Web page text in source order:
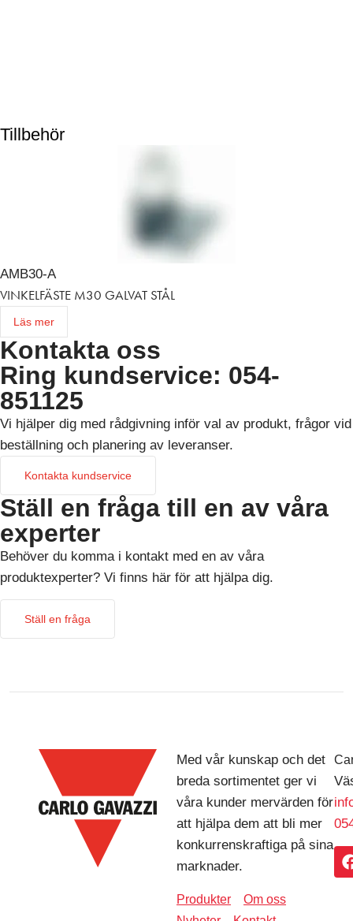
Tillbehör
AMB30-A
VINKELFÄSTE M30 GALVAT STÅL
Läs mer
Kontakta oss
Ring kundservice: 054-
851125
Vi hjälper dig med rådgivning inför val av produkt, frågor vid
beställning och planering av leveranser.
Kontakta kundservice
Ställ en fråga till en av våra
experter
Behöver du komma i kontakt med en av våra
produktexperter? Vi finns här för att hjälpa dig.
Ställ en fråga
Med vår kunskap och det
breda sortimentet ger vi
våra kunder mervärden för
att hjälpa dem att bli mer
konkurrenskraftiga på sina
marknader.
Produkter
Om oss